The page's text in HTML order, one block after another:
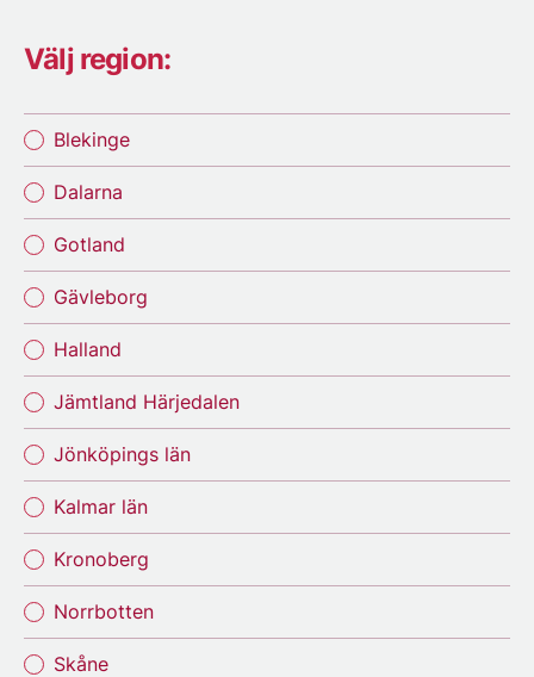
Välj region:
Blekinge
Dalarna
Gotland
Gävleborg
Halland
Jämtland Härjedalen
Jönköpings län
Kalmar län
Kronoberg
Norrbotten
Skåne